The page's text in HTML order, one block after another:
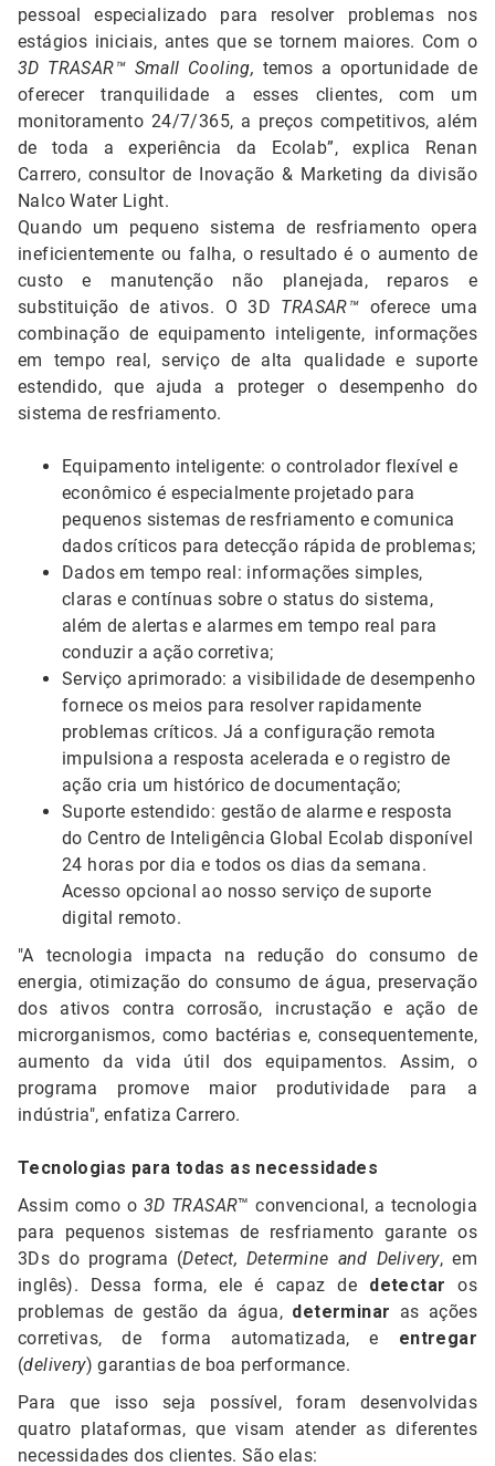
pessoal especializado para resolver problemas nos
estágios iniciais, antes que se tornem maiores. Com o
3D TRASAR™ Small Cooling, temos a oportunidade de
oferecer tranquilidade a esses clientes, com um
monitoramento 24/7/365, a preços competitivos, além
de toda a experiência da Ecolab”, explica Renan
Carrero, consultor de Inovação & Marketing da divisão
Nalco Water Light.
Quando um pequeno sistema de resfriamento opera
ineficientemente ou falha, o resultado é o aumento de
custo e manutenção não planejada, reparos e
substituição de ativos. O 3D TRASAR™ oferece uma
combinação de equipamento inteligente, informações
em tempo real, serviço de alta qualidade e suporte
estendido, que ajuda a proteger o desempenho do
sistema de resfriamento.
Equipamento inteligente: o controlador flexível e
econômico é especialmente projetado para
pequenos sistemas de resfriamento e comunica
dados críticos para detecção rápida de problemas;
Dados em tempo real: informações simples,
claras e contínuas sobre o status do sistema,
além de alertas e alarmes em tempo real para
conduzir a ação corretiva;
Serviço aprimorado: a visibilidade de desempenho
fornece os meios para resolver rapidamente
problemas críticos. Já a configuração remota
impulsiona a resposta acelerada e o registro de
ação cria um histórico de documentação;
Suporte estendido: gestão de alarme e resposta
do Centro de Inteligência Global Ecolab disponível
24 horas por dia e todos os dias da semana.
Acesso opcional ao nosso serviço de suporte
digital remoto.
"A tecnologia impacta na redução do consumo de
energia, otimização do consumo de água, preservação
dos ativos contra corrosão, incrustação e ação de
microrganismos, como bactérias e, consequentemente,
aumento da vida útil dos equipamentos. Assim, o
programa promove maior produtividade para a
indústria", enfatiza Carrero.
Tecnologias para todas as necessidades
Assim como o 3D TRASAR™ convencional, a tecnologia
para pequenos sistemas de resfriamento garante os
3Ds do programa (Detect, Determine and Delivery, em
inglês). Dessa forma, ele é capaz de detectar os
problemas de gestão da água, determinar as ações
corretivas, de forma automatizada, e entregar
(delivery) garantias de boa performance.
Para que isso seja possível, foram desenvolvidas
quatro plataformas, que visam atender as diferentes
necessidades dos clientes. São elas: